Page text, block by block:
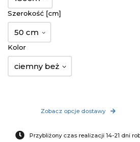
Szerokość [cm]
50 cm
Kolor
ciemny beż
Zobacz opcje dostawy
Przybliżony czas realizacji 14-21 dni